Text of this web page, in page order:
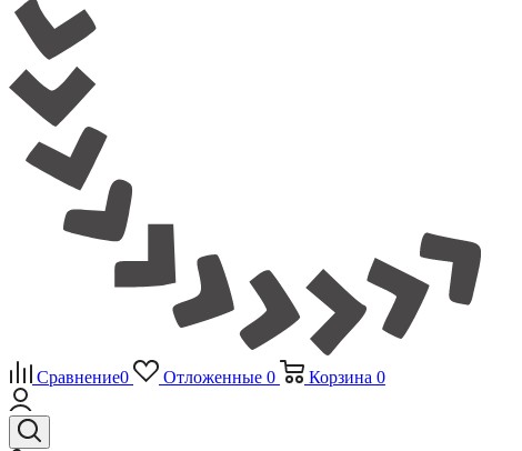
Сравнение0 Отложенные 0 Корзина 0